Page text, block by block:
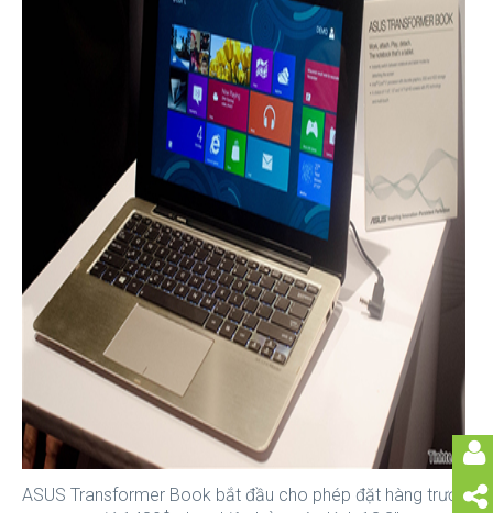
ASUS Transformer Book bắt đầu cho phép đặt hàng trước,